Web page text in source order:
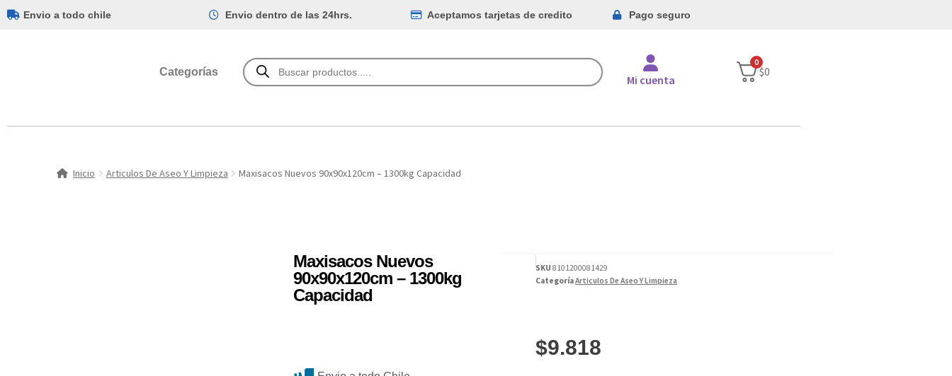
Envio a todo chile Envio dentro de las 24hrs. Aceptamos tarjetas de credito Pago seguro
Categorías
Mi cuenta
0
$0
Inicio Articulos De Aseo Y Limpieza Maxisacos Nuevos 90x90x120cm – 1300kg Capacidad
Maxisacos Nuevos
90x90x120cm – 1300kg
Capacidad
SKU 8101200081429
CategoríaArticulos De Aseo Y Limpieza
$9.818